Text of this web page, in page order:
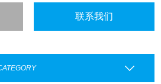
联系我们